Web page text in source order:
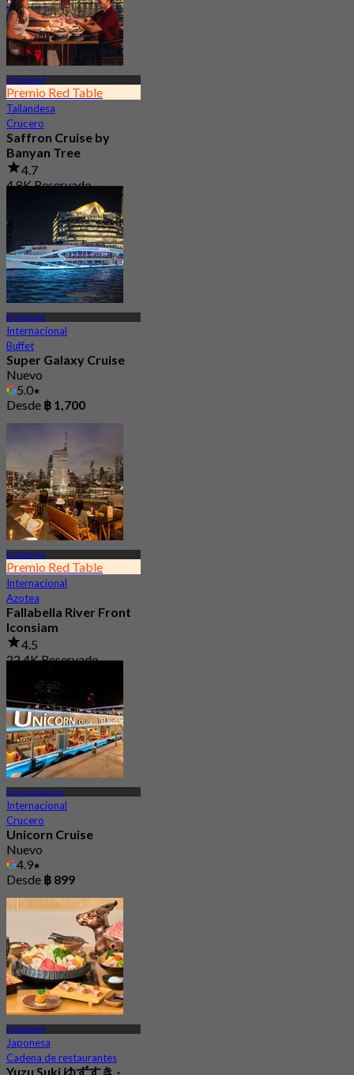
ICONSIAM
Premio Red Table
Tailandesa
Crucero
Saffron Cruise by
Banyan Tree
4.7
4.8K Reservado
ICONSIAM
Internacional
Buffet
Super Galaxy Cruise
Nuevo
5.0
Desde ฿ 1,700
ICONSIAM
Premio Red Table
Internacional
Azotea
Fallabella River Front
Iconsiam
4.5
22.4K Reservado
Charoen Nakorn
Internacional
Crucero
Unicorn Cruise
Nuevo
4.9
Desde ฿ 899
ICONSIAM
Japonesa
Cadena de restaurantes
Yuzu Suki ゆずすき -